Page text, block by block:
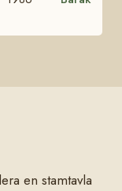
en stamtavla